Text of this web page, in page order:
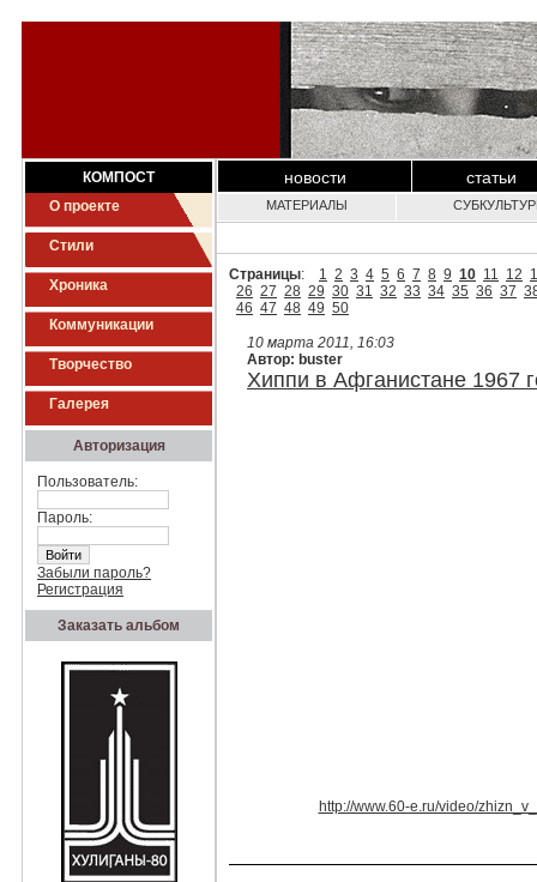
КОМПОСТ
О проекте
Стили
Хроника
Коммуникации
Творчество
Галерея
Авторизация
Пользователь:
Пароль:
Забыли пароль?
Регистрация
Заказать альбом
новости статьи
МАТЕРИАЛЫ
Страницы: 1 2 3 4 5 6 7 8 9 10 11 12
26 27 28 29 30 31 32 33 34 35 36 37
46 47 48 49 50
10 марта 2011, 16:03
Автор: buster
Хиппи в Афганистане 1967
http://www.60-e.ru/video/